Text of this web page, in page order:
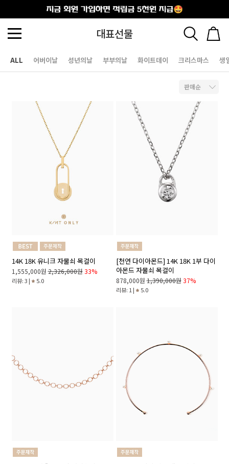
출석체크
대표선물
ALL 어버이날 성년의날 부부의날 화이트데이 크리스마스 생
14K 18K 유니크 자물쇠 목걸이
1,555,000원 2,326,000원 33%
리뷰: 3 | 5.0
[천연 다이아몬드] 14K 18K 1부 다이
아몬드 자물쇠 목걸이
878,000원 1,390,000원 37%
리뷰: 1 | 5.0